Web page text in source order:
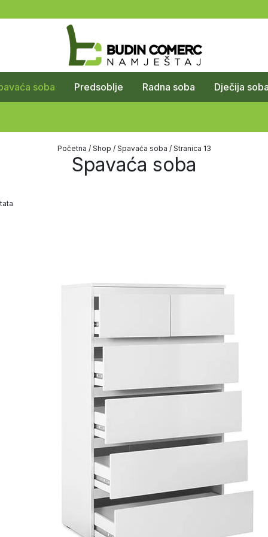
soba Predsoblje Radna soba Dječija
Početna / Shop / Spavaća soba / Stranica 13
Spavaća soba